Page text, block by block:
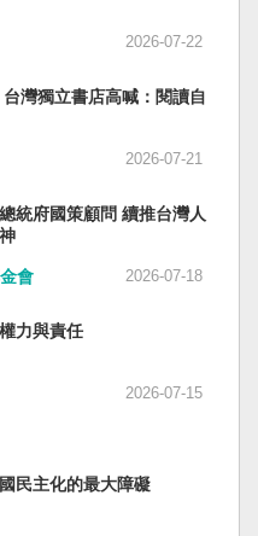
灣人在祖國的迷惘與
只造成台灣集體命運
惜台灣自己的條件，
國家。台灣是小而
西南海域，一個閃亮
們立鑄為繼承之國碑
史，對殘餘中國做歷
在台灣的人們應共同
侵權的新國家，開啟
助救援。國軍與日本
人力、運輸、工程與
地方政府負責整體應
交通管制、秩序維護
災制度，需要的是整
演練，值得台灣參
度，而是思考如何建
文化。 防災的目的，
下來，更是在災害發
只能服從撤離命令，
開家園時，公共制度
2026-07-22
灣獨立書店高喊：閱讀自
2026-07-21
統府國策顧問 續推台灣人
會 2026-07-18
力與責任
2026-07-15
民主化的最大障礙